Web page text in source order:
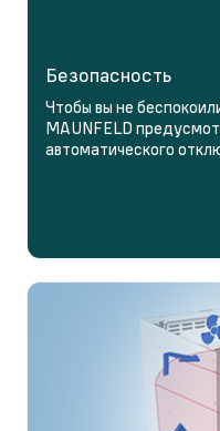
Безопасность
Чтобы вы не
MAUNFELD
автоматического